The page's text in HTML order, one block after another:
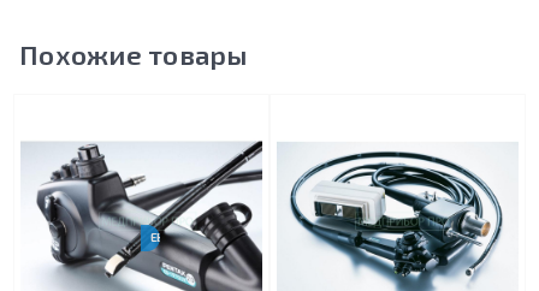
Похожие товары
EBUS-TBNA